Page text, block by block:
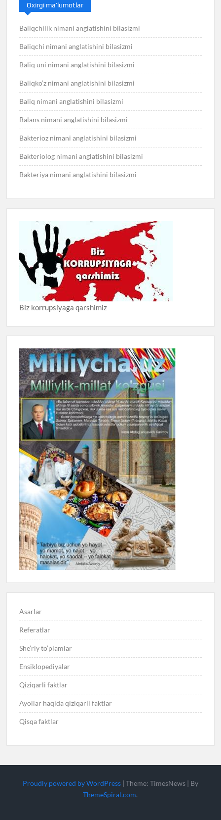
Oxirgi ma’lumotlar
Baliqchilik nimani anglatishini bilasizmi
Baliqchi nimani anglatishini bilasizmi
Baliq uni nimani anglatishini bilasizmi
Baliqko’z nimani anglatishini bilasizmi
Baliq nimani anglatishini bilasizmi
Balans nimani anglatishini bilasizmi
Bakterioz nimani anglatishini bilasizmi
Bakteriolog nimani anglatishini bilasizmi
Bakteriya nimani anglatishini bilasizmi
Biz korrupsiyaga qarshimiz
Asarlar
Referatlar
She’riy to’plamlar
Ensiklopediyalar
Qiziqarli faktlar
Ayollar haqida qiziqarli faktlar
Qisqa faktlar
Proudly powered by WordPress | Theme: TimesNews | By
ThemeSpiral.com.